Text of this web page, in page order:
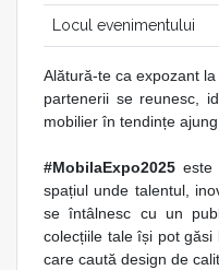
Locul evenimentului
Alătură-te ca expozant la
partenerii se reunesc,
mobilier în tendințe
#MobilaExpo2025
spațiul unde talentul,
se întâlnesc cu un
colecțiile tale își pot
care caută design de